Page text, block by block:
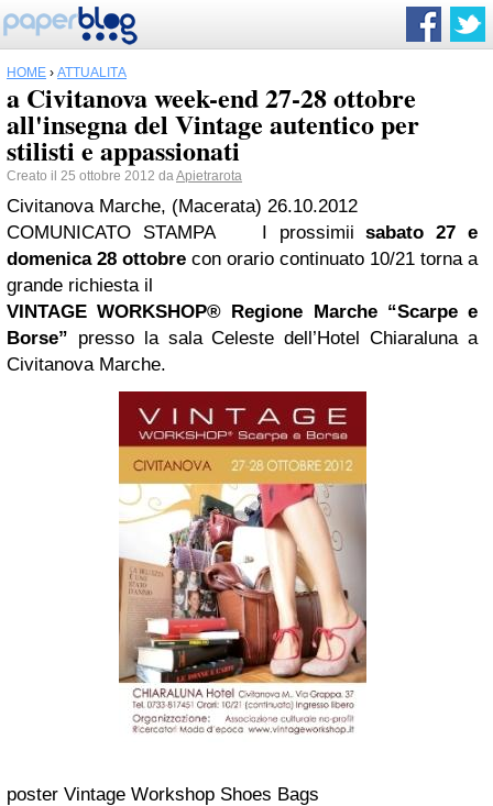
HOME › ATTUALITÀ
a Civitanova week-end 27-28 ottobre
all'insegna del Vintage autentico per
stilisti e appassionati
Creato il 25 ottobre 2012 daApietrarota
Civitanova Marche, (Macerata) 26.10.2012
COMUNICATO STAMPA I prossimiisabato 27 e
domenica 28 ottobre con orario continuato 10/21 torna a
grande richiesta il
VINTAGE WORKSHOP® Regione Marche“Scarpe e
Borse” presso la sala Celeste dell’Hotel Chiaraluna a
Civitanova Marche.
poster Vintage Workshop Shoes Bags